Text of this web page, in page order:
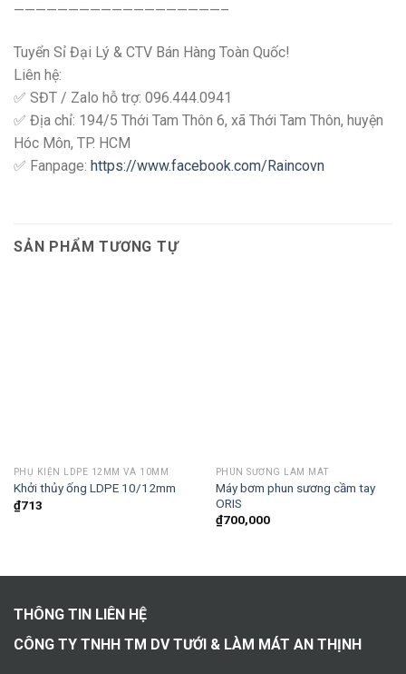
———————————————————–
Tuyển Sỉ Đại Lý & CTV Bán Hàng Toàn Quốc!
Liên hệ:
✅ SĐT / Zalo hỗ trợ: 096.444.0941
✅ Địa chỉ: 194/5 Thới Tam Thôn 6, xã Thới Tam Thôn, huyện
Hóc Môn, TP. HCM
✅ Fanpage: https://www.facebook.com/Raincovn
SẢN PHẨM TƯƠNG TỰ
PHỤ KIỆN LDPE 12MM VÀ 10MM
Khởi thủy ống LDPE 10/12mm
₫713
PHUN SƯƠNG LÀM MÁT
Máy bơm phun sương cầm tay
ORIS
₫700,000
THÔNG TIN LIÊN HỆ
CÔNG TY TNHH TM DV TƯỚI & LÀM MÁT AN THỊNH